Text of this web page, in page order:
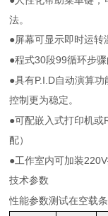
法。
●屏幕可显示即时运转
●程式30段99循环步
●具有P.I.D自动演算
控制更为稳定。
●可配嵌入式打印机或
配）
●工作室内可加装220V
技术参数
性能参数测试在空载